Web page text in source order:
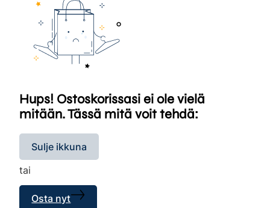
Hups! Ostoskorissasi ei ole vielä
mitään. Tässä mitä voit tehdä:
Sulje ikkuna
tai
Osta nyt